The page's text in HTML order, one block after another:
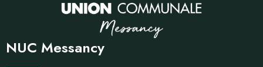
NUC Messancy